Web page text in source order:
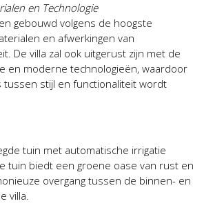
en Technologie
gebouwd volgens de hoogste
en afwerkingen van
De villa zal ook uitgerust zijn met de
en moderne technologieën, waardoor
tussen stijl en functionaliteit wordt
tuin met automatische irrigatie
tuin biedt een groene oase van rust en
overgang tussen de binnen- en
villa.